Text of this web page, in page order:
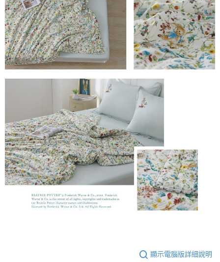
顯示電腦版詳細說明